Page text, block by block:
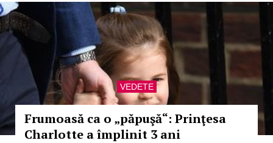
VEDETE
Frumoasă ca o „păpuşă“: Prinţesa
Charlotte a împlinit 3 ani